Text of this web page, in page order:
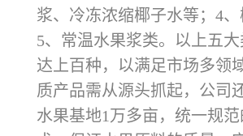
浆、冷冻浓缩椰子水等；4、
5、常温水果浆类。以上五
达上百种，以满足市场多领
质产品需从源头抓起，公司
水果基地1万多亩，统一规